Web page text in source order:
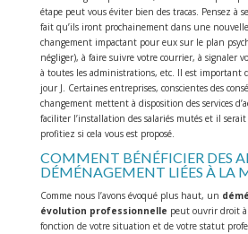
étape peut vous éviter bien des tracas. Pensez à
fait qu’ils iront prochainement dans une nouvelle
changement impactant pour eux sur le plan
négliger), à faire suivre votre courrier, à signaler
à toutes les administrations, etc. Il est important
jour J. Certaines entreprises, conscientes des
changement mettent à disposition des services
faciliter l’installation des salariés mutés et il
profitiez si cela vous est proposé.
COMMENT BÉNÉFICIER DES
DÉMÉNAGEMENT LIÉES À LA
Comme nous l’avons évoqué plus haut, un
évolution professionnelle peut ouvrir droit
fonction de votre situation et de votre statut